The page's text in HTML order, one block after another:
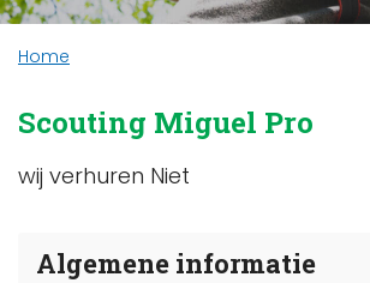
Home
Scouting Miguel Pro
wij verhuren Niet
Algemene informatie